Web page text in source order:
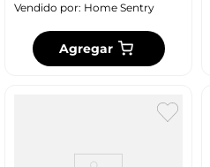
Vendido por: Home Sentry
Agregar